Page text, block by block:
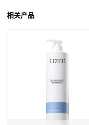
相关产品